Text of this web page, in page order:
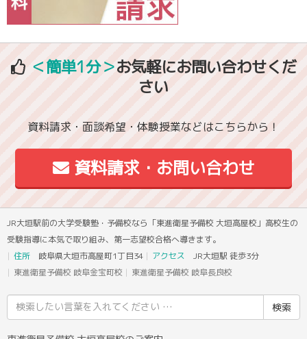
＜簡単1分＞お気軽にお問い合わせくだ
さい
資料請求・面談希望・体験授業などはこちらから！
資料請求・お問い合わせ
JR大垣駅前の大学受験塾・予備校なら「東進衛星予備校 大垣高屋校」高校生の
受験指導に本気で取り組み、第一志望校合格へ導きます。
住所 岐阜県大垣市高屋町1丁目34 アクセス JR大垣駅 徒歩3分
東進衛星予備校 岐阜金宝町校
東進衛星予備校 岐阜長良校
索
結